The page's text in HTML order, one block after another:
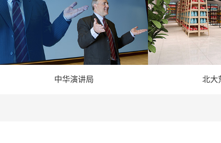
中华演讲局 北大